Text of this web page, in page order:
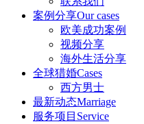
案例分享Our cases
欧美成功案例
视频分享
海外生活分享
全球猎婚Cases
西方男士
最新动态Marriage
服务项目 Service